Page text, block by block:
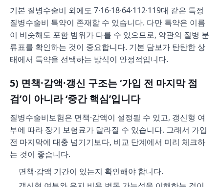
기본 질병수술비 외에도 7·16·18·64·112·119대 같은 특정
질병수술비 특약이 존재할 수 있습니다. 다만 특약은 이름
이 비슷해도 포함 범위가 다를 수 있으므로, 약관의 질병 분
류표를 확인하는 것이 중요합니다. 기본 담보가 탄탄한 상
태에서 특약을 선택하는 방식이 안정적입니다.
5) 면책·감액·갱신 구조는 ‘가입 전 마지막 점
검’이 아니라 ‘중간 핵심’입니다
질병수술비보험은 면책·감액이 설정될 수 있고, 갱신형 여
부에 따라 장기 보험료가 달라질 수 있습니다. 그래서 가입
전 마지막에 대충 넘기기보다, 비교 단계에서 미리 체크하
는 것이 좋습니다.
면책·감액 기간이 있는지 확인해야 합니다.